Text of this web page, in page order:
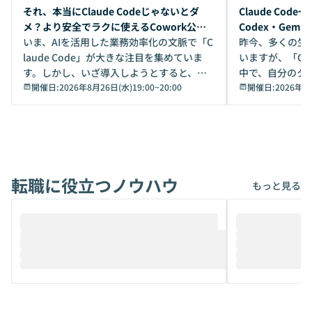
開催前
それ、本当にClaude Codeじゃないとダ
メ？より安全でラクに使えるCowork公開
デモ
いま、AIを活用した業務効率化の文脈で「C
laude Code」が大きな注目を集めていま
す。しかし、いざ導入しようとすると、セ
キュリティ面の懸念や権限管理のハードル
から、気軽に使えないケースも多いのでは
けでなく、想像以上の範囲まで自動化でき
ることは、まだあまり知られていません。
メルカリでの判断基準をもとに「なぜClau
開催日:2026年8月26日(水)19:00~20:00
開催前
Claude Code一
Codex・
昨今、多くの生
いますが、「
中で、自分のタ
いいのか」を自
か？ 「なんとなく誰かが良いと言っていた
は、評判では
ているAIを選ぶこ
それぞれの本当
開催日:2026年8
転職に役立つノウハウ もっと見る